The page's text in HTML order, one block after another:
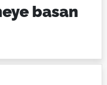
basan